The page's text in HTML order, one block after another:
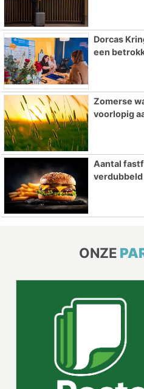
Dorcas
een
Zomerse
voorlopig
Aantal
verdubbeld
ONZE